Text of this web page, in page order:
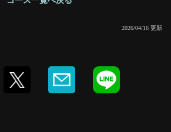
2026/04/16 更新